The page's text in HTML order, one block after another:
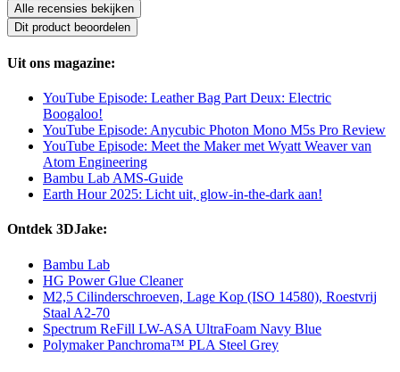
Alle recensies bekijken
Dit product beoordelen
Uit ons magazine:
YouTube Episode: Leather Bag Part Deux: Electric
Boogaloo!
YouTube Episode: Anycubic Photon Mono M5s Pro Review
YouTube Episode: Meet the Maker met Wyatt Weaver van
Atom Engineering
Bambu Lab AMS-Guide
Earth Hour 2025: Licht uit, glow-in-the-dark aan!
Ontdek 3DJake:
Bambu Lab
HG Power Glue Cleaner
M2,5 Cilinderschroeven, Lage Kop (ISO 14580), Roestvrij
Staal A2-70
Spectrum ReFill LW-ASA UltraFoam Navy Blue
Polymaker Panchroma™ PLA Steel Grey